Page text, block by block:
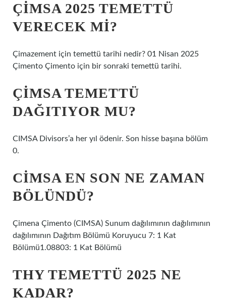
ÇIMSA 2025 TEMETTÜ
VERECEK MI?
Çimazement için temettü tarihi nedir? 01 Nisan 2025
Çimento Çimento için bir sonraki temettü tarihi.
ÇIMSA TEMETTÜ
DAĞITIYOR MU?
CIMSA Divisors’a her yıl ödenir. Son hisse başına bölüm
0.
CIMSA EN SON NE ZAMAN
BÖLÜNDÜ?
Çimena Çimento (CIMSA) Sunum dağılımının dağılımının
dağılımının Dağıtım Bölümü Koruyucu 7: 1 Kat
Bölümü1.08803: 1 Kat Bölümü
THY TEMETTÜ 2025 NE
KADAR?